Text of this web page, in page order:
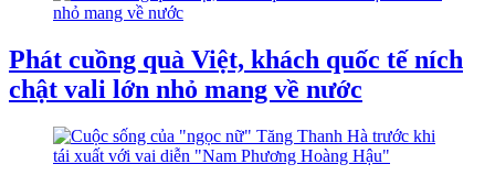
Phát cuồng quà Việt, khách quốc tế ních
chật vali lớn nhỏ mang về nước